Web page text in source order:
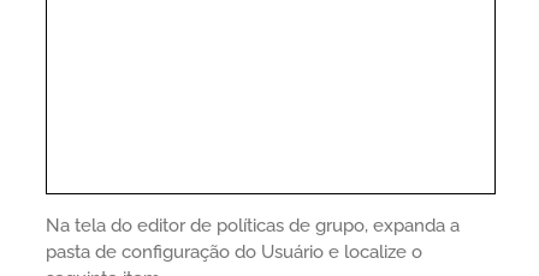
Na tela do editor de políticas de grupo, expanda a
pasta de configuração do Usuário e localize o